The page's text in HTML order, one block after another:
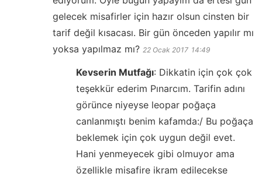
gelecek misafirler için hazır olsun cinsten bir
tarif değil kısacası. Bir gün önceden yapılır mı
yoksa yapılmaz mı? 22 Ocak 2017 14:49
Kevserin Mutfağı: Dikkatin için çok çok
teşekkür ederim Pınarcım. Tarifin adını
görünce niyeyse leopar poğaça
canlanmıştı benim kafamda:/ Bu poğaça
beklemek için çok uygun değil evet.
Hani yenmeyecek gibi olmuyor ama
özellikle misafire ikram edilecekse